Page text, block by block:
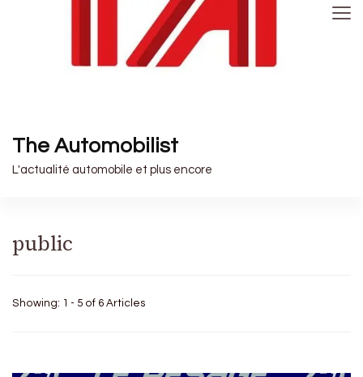
The Automobilist
L'actualité automobile et plus encore
public
Showing: 1 - 5 of 6 Articles